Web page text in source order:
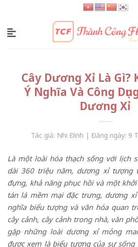
content
Cây Dương Xỉ Là Gì?
Ý Nghĩa Và Công
Dương Xỉ
Tác giả: Nhi Đình | Đăng ngày: 9
Là một loài hóa thạch sống với lịch
dài 360 triệu năm, dương xỉ tượng
đựng, khả năng phục hồi và một
tán lá mềm mại đặc trưng, ​​dương
nghĩa biểu tượng và văn hóa quan
cây cảnh, cây cảnh trong nhà, văn
gặp những loài dương xỉ mỏng
được xem là biểu tượng của sự